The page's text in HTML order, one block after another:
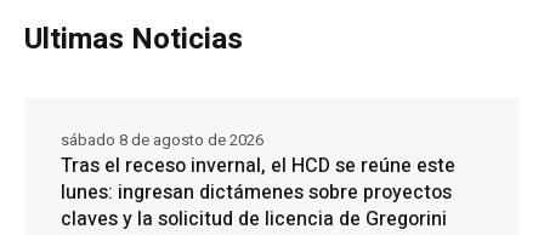
Ultimas Noticias
Tras el receso invernal, el HCD se reúne este
lunes: ingresan dictámenes sobre proyectos
claves y la solicitud de licencia de Gregorini
sábado 8 de agosto de 2026